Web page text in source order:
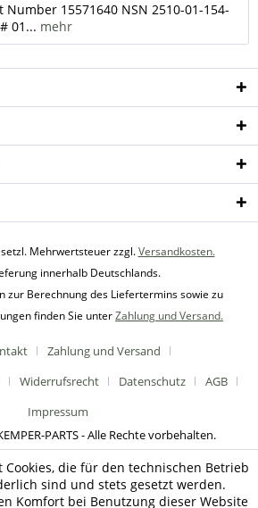
15571640 NSN 2510-01-154-
01... mehr
Mehrwertsteuer zzgl.Versandkosten.
innerhalb Deutschlands.
zur Berechnung des Liefertermins sowie zu
finden Sie unterZahlung und Versand.
Zahlung und Versand
Widerrufsrecht Datenschutz
AGB
Impressum
PARTS - Alle Rechte vorbehalten.
Cookies, die für den technischen Betrieb
sind und stets gesetzt werden.
Komfort bei Benutzung dieser Website